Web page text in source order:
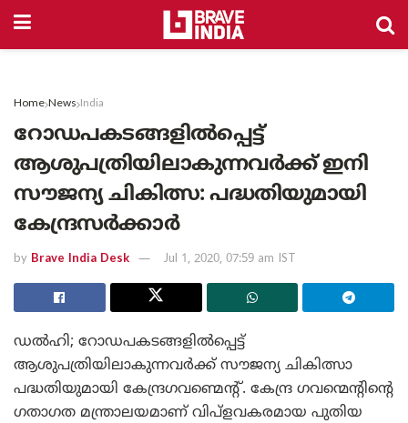
Home News India
റോഡപകടങ്ങളില്‍പ്പെട്ട്
ആശുപത്രിയിലാകുന്നവര്‍ക്ക് ഇനി
സൗജന്യ ചികിത്സ: പദ്ധതിയുമായി
കേന്ദ്രസര്‍ക്കാര്‍
by Brave India Desk Jul 1, 2020, 07:59 am IST
ഡല്‍ഹി; റോഡപകടങ്ങളില്‍പ്പെട്ട്
ആശുപത്രിയിലാകുന്നവര്‍ക്ക് സൗജന്യ ചികിത്സാ
പദ്ധതിയുമായി കേന്ദ്രഗവണ്മെന്റ്. കേന്ദ്ര ഗവന്മെന്റിന്റെ
ഗതാഗത മന്ത്രാലയമാണ് വിപ്‌ളവകരമായ പുതിയ